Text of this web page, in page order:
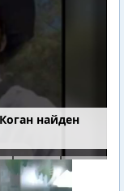
найден